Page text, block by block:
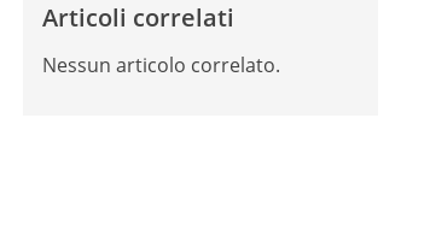
Articoli correlati
Nessun articolo correlato.